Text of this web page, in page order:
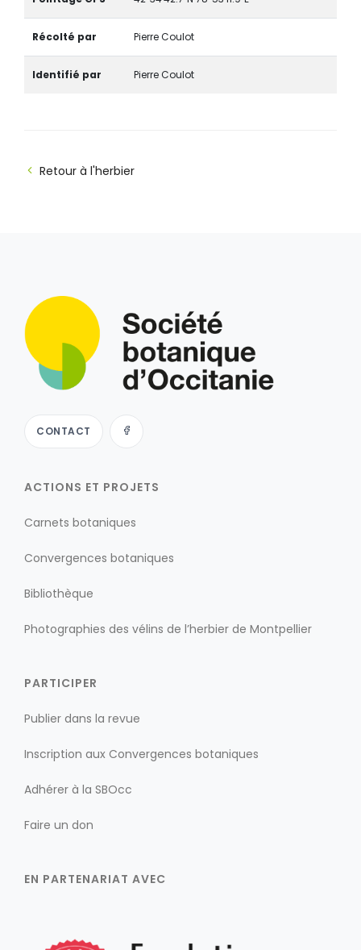
Récolté par Pierre Coulot
Identifié par Pierre Coulot
Retour à l'herbier
CONTACT
ACTIONS ET PROJETS
Carnets botaniques
Convergences botaniques
Bibliothèque
Photographies des vélins de l’herbier de Montpellier
PARTICIPER
Publier dans la revue
Inscription aux Convergences botaniques
Adhérer à la SBOcc
Faire un don
EN PARTENARIAT AVEC